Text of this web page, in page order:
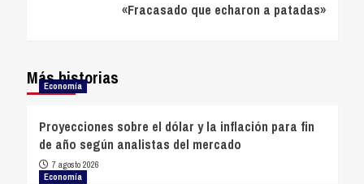
«Fracasado que echaron a patadas»
Más historias
Economía
Proyecciones sobre el dólar y la inflación para fin
de año según analistas del mercado
7 agosto 2026
Economía